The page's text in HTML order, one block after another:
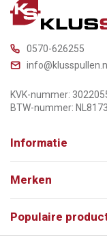
0570-626255
KVK-nummer:
BTW-nummer:
Informatie
Merken
Populaire